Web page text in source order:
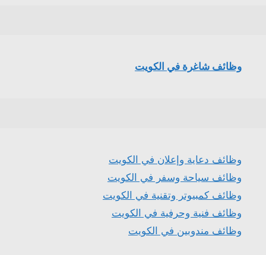
وظائف شاغرة في الكويت
وظائف دعاية وإعلان في الكويت
وظائف سياحة وسفر في الكويت
وظائف كمبيوتر وتقنية في الكويت
وظائف فنية وحرفية في الكويت
وظائف مندوبين في الكويت